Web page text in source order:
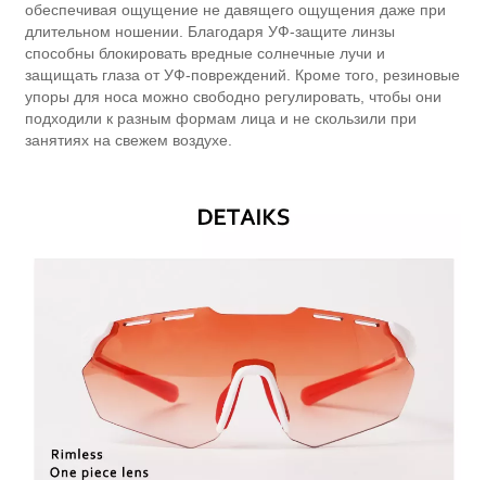
обеспечивая ощущение не давящего ощущения даже при
длительном ношении. Благодаря УФ-защите линзы
способны блокировать вредные солнечные лучи и
защищать глаза от УФ-повреждений. Кроме того, резиновые
упоры для носа можно свободно регулировать, чтобы они
подходили к разным формам лица и не скользили при
занятиях на свежем воздухе.